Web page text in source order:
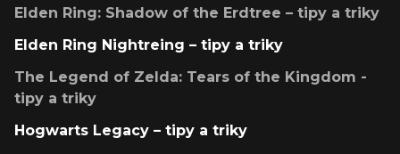
Elden Ring: Shadow of the Erdtree – tipy a triky
Elden Ring Nightreing – tipy a triky
The Legend of Zelda: Tears of the Kingdom -
tipy a triky
Hogwarts Legacy – tipy a triky